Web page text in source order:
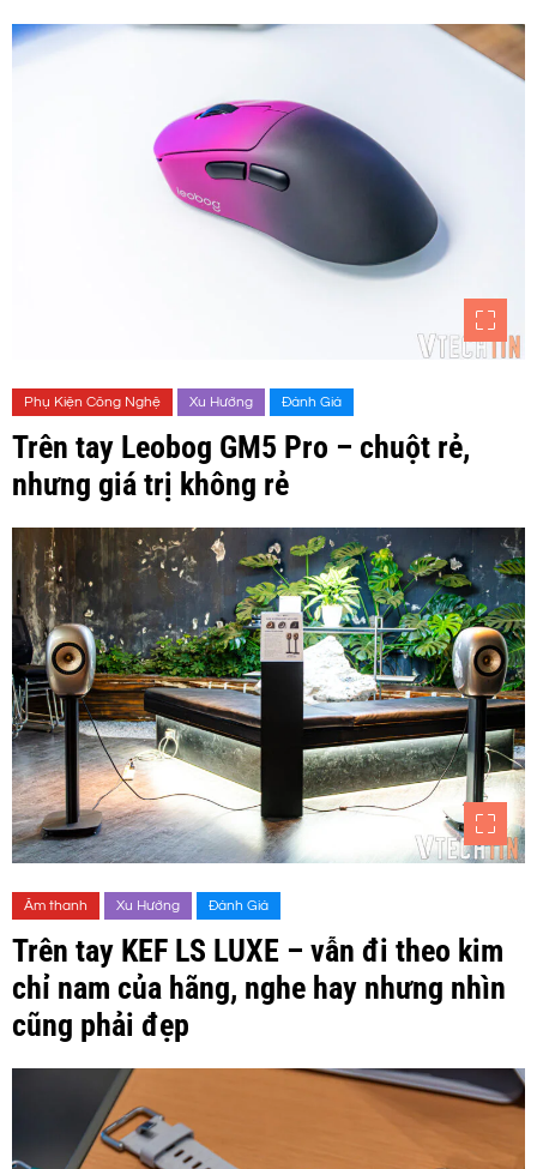
Phụ Kiện Công Nghệ Xu Hướng Đánh Giá
Trên tay Leobog GM5 Pro – chuột rẻ,
nhưng giá trị không rẻ
Âm thanh Xu Hướng Đánh Giá
Trên tay KEF LS LUXE – vẫn đi theo kim
chỉ nam của hãng, nghe hay nhưng nhìn
cũng phải đẹp